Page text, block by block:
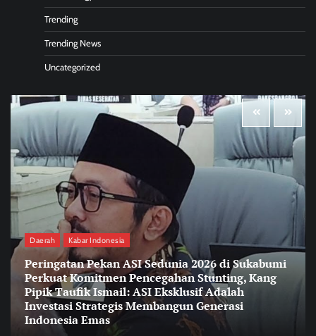
Trending
Trending News
Uncategorized
Daerah Kabar Indonesia
Peringatan Pekan ASI Sedunia 2026 di Sukabumi
Perkuat Komitmen Pencegahan Stunting, Kang
Pipik Taufik Ismail: ASI Eksklusif Adalah
Investasi Strategis Membangun Generasi
Indonesia Emas